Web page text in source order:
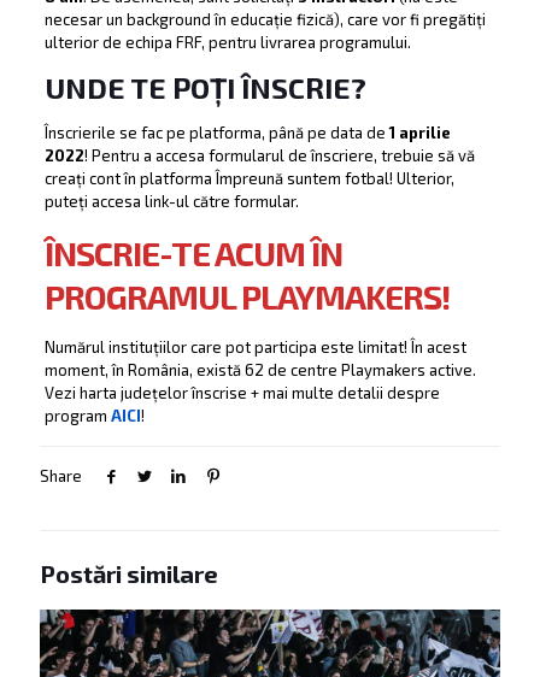
necesar un background în educație fizică), care vor fi pregătiți
ulterior de echipa FRF, pentru livrarea programului.
UNDE TE POȚI ÎNSCRIE?
Înscrierile se fac pe platforma, până pe data de1 aprilie
2022! Pentru a accesa formularul de înscriere, trebuie să vă
creați cont în platforma Împreună suntem fotbal! Ulterior,
puteți accesa link-ul către formular.
ÎNSCRIE-TE ACUM ÎN
PROGRAMUL PLAYMAKERS!
Numărul instituțiilor care pot participa este limitat! În acest
moment, în România, există 62 de centre Playmakers active.
Vezi harta județelor înscrise + mai multe detalii despre
program AICI!
Share